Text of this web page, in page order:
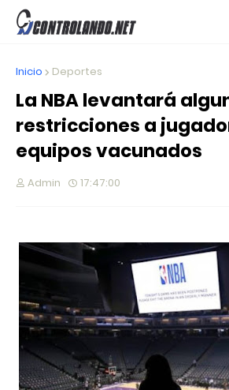
Inicio Deportes
La NBA levantará
restricciones a
equipos vacunados
Admin 17:47:00